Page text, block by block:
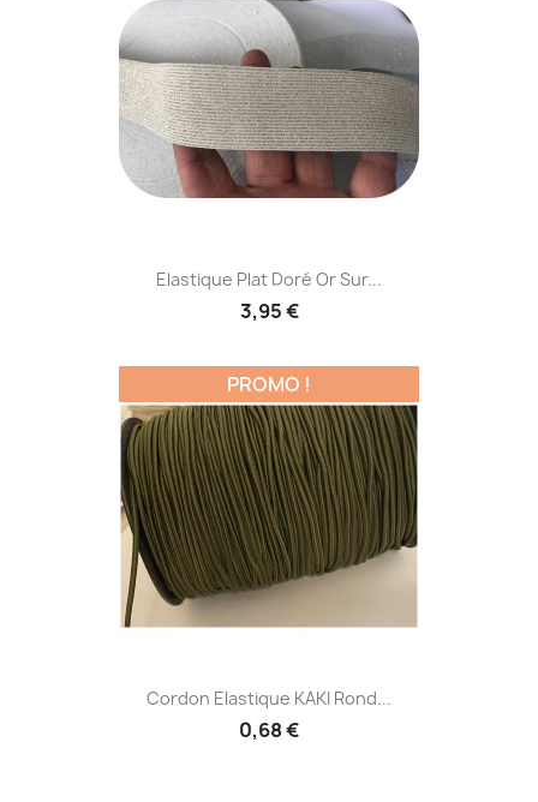
Elastique Plat Doré Or Sur...
3,95 €
Cordon Elastique KAKI Rond...
0,68 €
PROMO !